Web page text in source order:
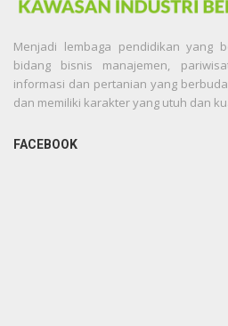
Menjadi lembaga pendidikan yang
bidang bisnis manajemen,
informasi dan pertanian yang
dan memiliki karakter yang utuh dan
FACEBOOK